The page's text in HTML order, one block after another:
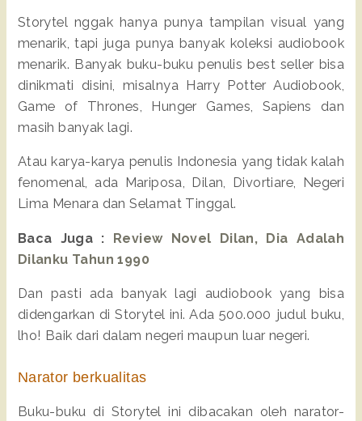
Storytel nggak hanya punya tampilan visual yang
menarik, tapi juga punya banyak koleksi audiobook
menarik. Banyak buku-buku penulis best seller bisa
dinikmati disini, misalnya Harry Potter Audiobook,
Game of Thrones, Hunger Games, Sapiens dan
masih banyak lagi.
Atau karya-karya penulis Indonesia yang tidak kalah
fenomenal, ada Mariposa, Dilan, Divortiare, Negeri
Lima Menara dan Selamat Tinggal.
Baca Juga : Review Novel Dilan, Dia Adalah
Dilanku Tahun 1990
Dan pasti ada banyak lagi audiobook yang bisa
didengarkan di Storytel ini. Ada 500.000 judul buku,
lho! Baik dari dalam negeri maupun luar negeri.
Narator berkualitas
Buku-buku di Storytel ini dibacakan oleh narator-